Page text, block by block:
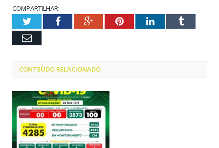
COMPARTILHAR:
TwitterFacebookGoogle+PinterestLinkedInTumblr
Email
CONTEÚDO RELACIONADO